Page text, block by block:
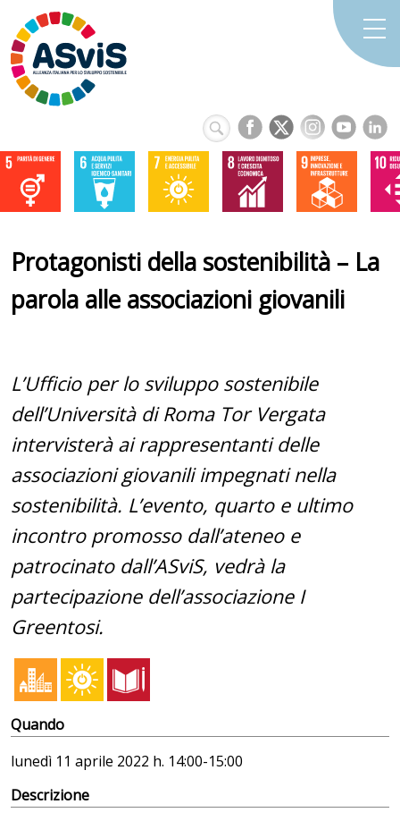
Protagonisti della sostenibilità – La
parola alle associazioni giovanili
L’Ufficio per lo sviluppo sostenibile
dell’Università di Roma Tor Vergata
intervisterà ai rappresentanti delle
associazioni giovanili impegnati nella
sostenibilità. L’evento, quarto e ultimo
incontro promosso dall’ateneo e
patrocinato dall’ASviS, vedrà la
partecipazione dell’associazione I
Greentosi.
Quando
lunedì 11 aprile 2022 h. 14:00-15:00
Descrizione